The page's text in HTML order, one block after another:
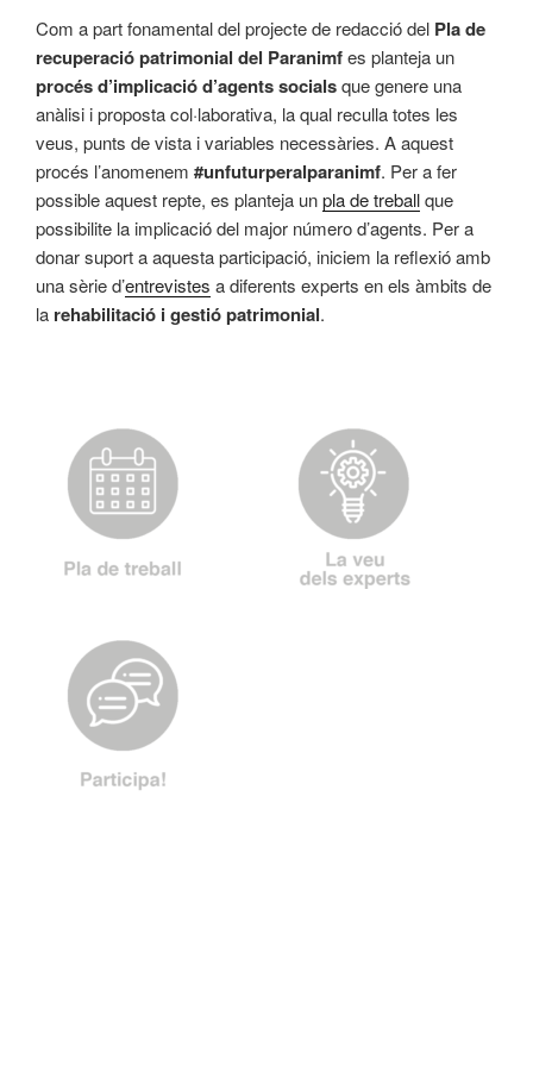
Com a part fonamental del projecte de redacció del Pla de
recuperació patrimonial del Paranimfes planteja un
procés d’implicació d’agents socialsque genere una
anàlisi i proposta col·laborativa, la qual reculla totes les
veus, punts de vista i variables necessàries. A aquest
procés l’anomenem #unfuturperalparanimf. Per a fer
possible aquest repte, es planteja unpla de treballque
possibilite la implicació del major número d’agents. Per a
donar suport a aquesta participació, iniciem la reflexió amb
una sèrie d’entrevistes a diferents experts en els àmbits de
la rehabilitació i gestió patrimonial.